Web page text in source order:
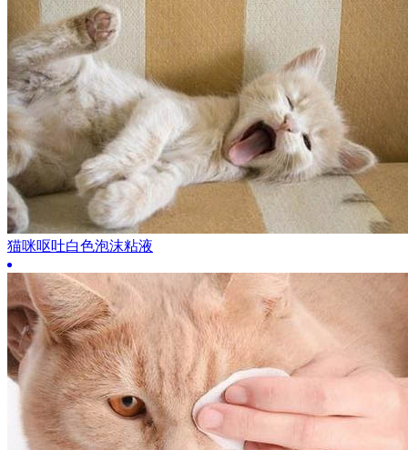
猫咪呕吐白色泡沫粘液